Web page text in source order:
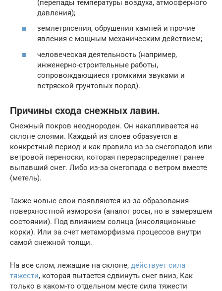
(перепады температуры воздуха, атмосферного
давления);
землетрясения, обрушения камней и прочие
явления с мощным механическим действием;
человеческая деятельность (например,
инженерно-строительные работы,
сопровождающиеся громкими звуками и
встряской грунтовых пород).
Причины схода снежных лавин.
Снежный покров неоднороден. Он накапливается на
склоне слоями. Каждый из слоев образуется в
конкретный период и как правило из-за снегопадов или
ветровой переноски, которая перераспределяет ранее
выпавший снег. Либо из-за снегопада с ветром вместе
(метель).
Также новые слои появляются из-за образования
поверхностной изморози (аналог росы, но в замерзшем
состоянии). Под влиянием солнца (инсоляционные
корки). Или за счет метаморфизма процессов внутри
самой снежной толщи.
На все слом, лежащие на склоне, действует сила
тяжести, которая пытается сдвинуть снег вниз, Как
только в каком-то отдельном месте сила тяжести